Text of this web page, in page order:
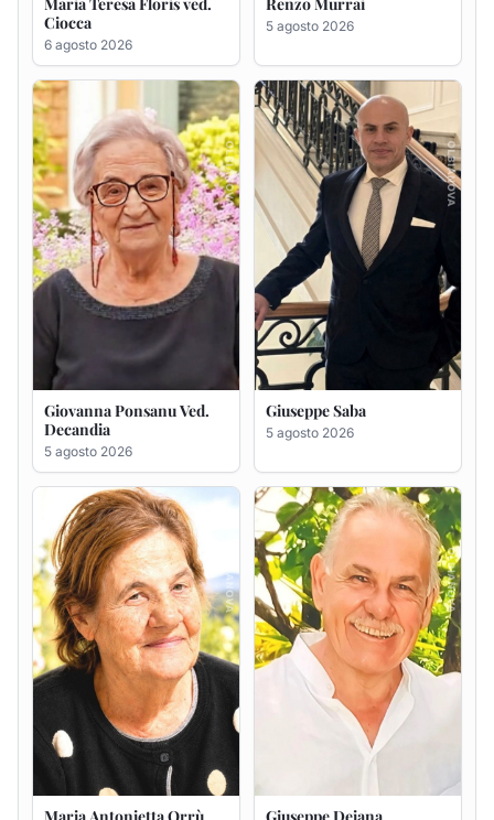
Giovanna Ponsanu Ved.
Decandia
5 agosto 2026
Giuseppe Saba
5 agosto 2026
Maria Antonietta Orrù
ved. Peddio
5 agosto 2026
Giuseppe Deiana
5 agosto 2026